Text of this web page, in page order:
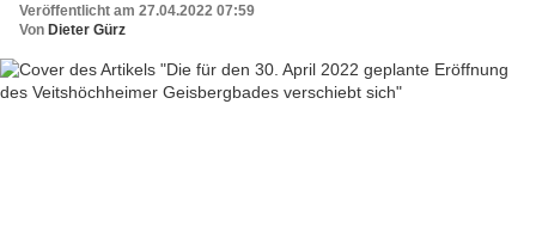
Veröffentlicht am 27.04.2022 07:59
Von Dieter Gürz